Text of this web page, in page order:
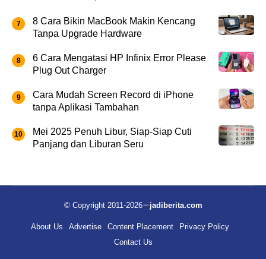
8 Cara Bikin MacBook Makin Kencang
Tanpa Upgrade Hardware
6 Cara Mengatasi HP Infinix Error Please
Plug Out Charger
Cara Mudah Screen Record di iPhone
tanpa Aplikasi Tambahan
Mei 2025 Penuh Libur, Siap-Siap Cuti
Panjang dan Liburan Seru
© Copyright 2011-2026 jadiberita.com
About Us Advertise Content Placement
Privacy Policy
Contact Us